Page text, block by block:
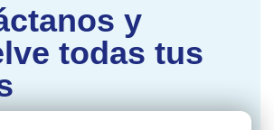
y
todas tus